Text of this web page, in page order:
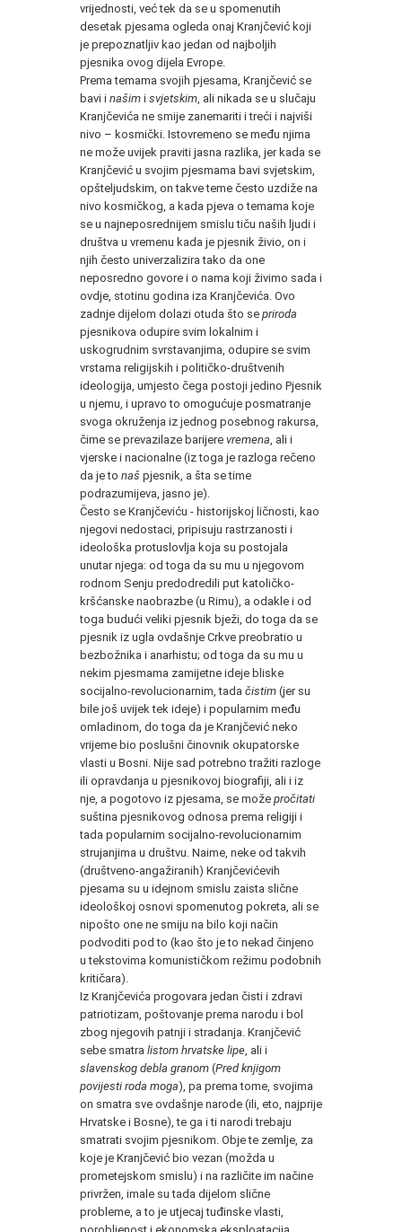
vrijednosti, već tek da se u spomenutih
desetak pjesama ogleda onaj Kranjčević koji
je prepoznatljiv kao jedan od najboljih
pjesnika ovog dijela Evrope.
Prema temama svojih pjesama, Kranjčević se
bavi i našim i svjetskim , ali nikada se u slučaju
Kranjčevića ne smije zanemariti i treći i najviši
nivo – kosmički. Istovremeno se među njima
ne može uvijek praviti jasna razlika, jer kada se
Kranjčević u svojim pjesmama bavi svjetskim,
opšteljudskim, on takve teme često uzdiže na
nivo kosmičkog, a kada pjeva o temama koje
se u najneposrednijem smislu tiču naših ljudi i
društva u vremenu kada je pjesnik živio, on i
njih često univerzalizira tako da one
neposredno govore i o nama koji živimo sada i
ovdje, stotinu godina iza Kranjčevića. Ovo
zadnje dijelom dolazi otuda što se priroda
pjesnikova odupire svim lokalnim i
uskogrudnim svrstavanjima, odupire se svim
vrstama religijskih i političko-društvenih
ideologija, umjesto čega postoji jedino Pjesnik
u njemu, i upravo to omogućuje posmatranje
svoga okruženja iz jednog posebnog rakursa,
čime se prevazilaze barijere vremena , ali i
vjerske i nacionalne (iz toga je razloga rečeno
da je to naš pjesnik, a šta se time
podrazumijeva, jasno je).
Često se Kranjčeviću - historijskoj ličnosti, kao
njegovi nedostaci, pripisuju rastrzanosti i
ideološka protuslovlja koja su postojala
unutar njega: od toga da su mu u njegovom
rodnom Senju predodredili put katoličko-
kršćanske naobrazbe (u Rimu), a odakle i od
toga budući veliki pjesnik bježi, do toga da se
pjesnik iz ugla ovdašnje Crkve preobratio u
bezbožnika i anarhistu; od toga da su mu u
nekim pjesmama zamijetne ideje bliske
socijalno-revolucionarnim, tada čistim (jer su
bile još uvijek tek ideje) i popularnim među
omladinom, do toga da je Kranjčević neko
vrijeme bio poslušni činovnik okupatorske
vlasti u Bosni. Nije sad potrebno tražiti razloge
ili opravdanja u pjesnikovoj biografiji, ali i iz
nje, a pogotovo iz pjesama, se može pročitati
suština pjesnikovog odnosa prema religiji i
tada popularnim socijalno-revolucionarnim
strujanjima u društvu. Naime, neke od takvih
(društveno-angažiranih) Kranjčevićevih
pjesama su u idejnom smislu zaista slične
ideološkoj osnovi spomenutog pokreta, ali se
nipošto one ne smiju na bilo koji način
podvoditi pod to (kao što je to nekad činjeno
u tekstovima komunističkom režimu podobnih
kritičara).
Iz Kranjčevića progovara jedan čisti i zdravi
patriotizam, poštovanje prema narodu i bol
zbog njegovih patnji i stradanja. Kranjčević
sebe smatra listom hrvatske lipe , ali i
slavenskog debla granom (Pred knjigom
povijesti roda moga), pa prema tome, svojima
on smatra sve ovdašnje narode (ili, eto, najprije
Hrvatske i Bosne), te ga i ti narodi trebaju
smatrati svojim pjesnikom. Obje te zemlje, za
koje je Kranjčević bio vezan (možda u
prometejskom smislu) i na različite im načine
privržen, imale su tada dijelom slične
probleme, a to je utjecaj tuđinske vlasti,